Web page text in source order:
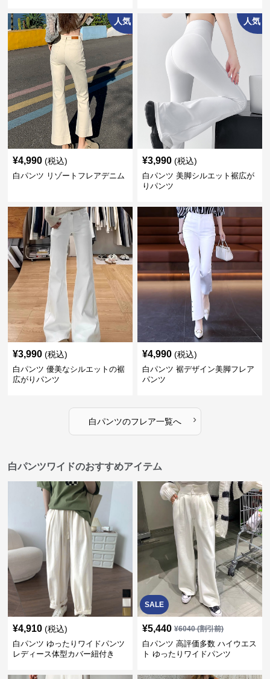
人気
¥4,990 (税込)
白パンツ リゾートフレアデニム
人気
¥3,990 (税込)
白パンツ 美脚シルエット裾広が
りパンツ
¥3,990 (税込)
白パンツ 優美なシルエットの裾
広がりパンツ
¥4,990 (税込)
白パンツ 裾デザイン美脚フレア
パンツ
白パンツのフレア一覧へ ›
白パンツワイドのおすすめアイテム
¥4,910 (税込)
白パンツ ゆったりワイドパンツ
レディース体型カバー紐付き
SALE
¥5,440 ¥6040(割引前)
白パンツ 高評価多数 ハイウエス
ト ゆったりワイドパンツ